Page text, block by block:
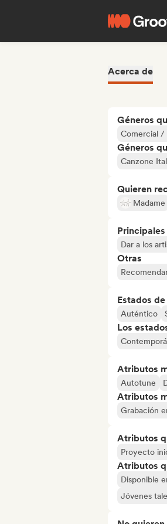
Acerca de
Géneros
Comercial /
Géneros
Canzone
Quieren
Madame
Dar a los
Otras
Estados
Auténtico
Los
Atributos
Autotune
Atributos
Grabación
Atributos
Proyecto
Atributos
Disponible
Jóvenes